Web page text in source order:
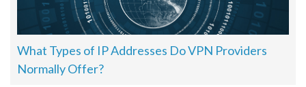
What Types of IP Addresses Do VPN Providers
Normally Offer?